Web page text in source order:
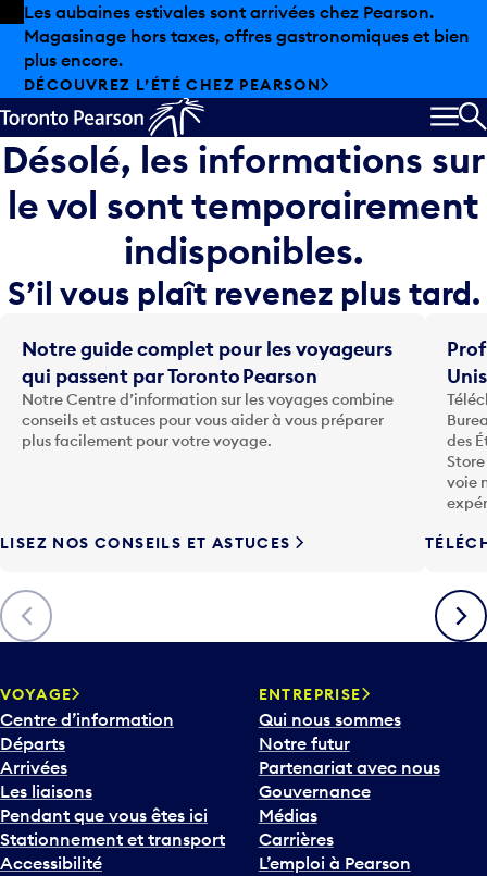
Skip to offers
Passer au contenu principal
Les aubaines estivales sont arrivées chez Pearson.
Magasinage hors taxes, offres gastronomiques et bien
plus encore.
DÉCOUVREZ L’ÉTÉ CHEZ PEARSON
Désolé, les informations sur
le vol sont temporairement
indisponibles.
S’il vous plaît revenez plus tard.
Précédent
Notre guide complet pour les voyageurs
qui passent par Toronto Pearson
Notre Centre d’information sur les voyages combine
conseils et astuces pour vous aider à vous préparer
plus facilement pour votre voyage.
LISEZ NOS CONSEILS ET ASTUCES
des
voie
VOYAGE
Centre d’information
Départs
Arrivées
Les liaisons
Pendant que vous êtes ici
Stationnement et transport
Accessibilité
ENTREPRISE
Qui nous sommes
Notre futur
Partenariat avec nous
Gouvernance
Médias
Carrières
L’emploi à Pearson